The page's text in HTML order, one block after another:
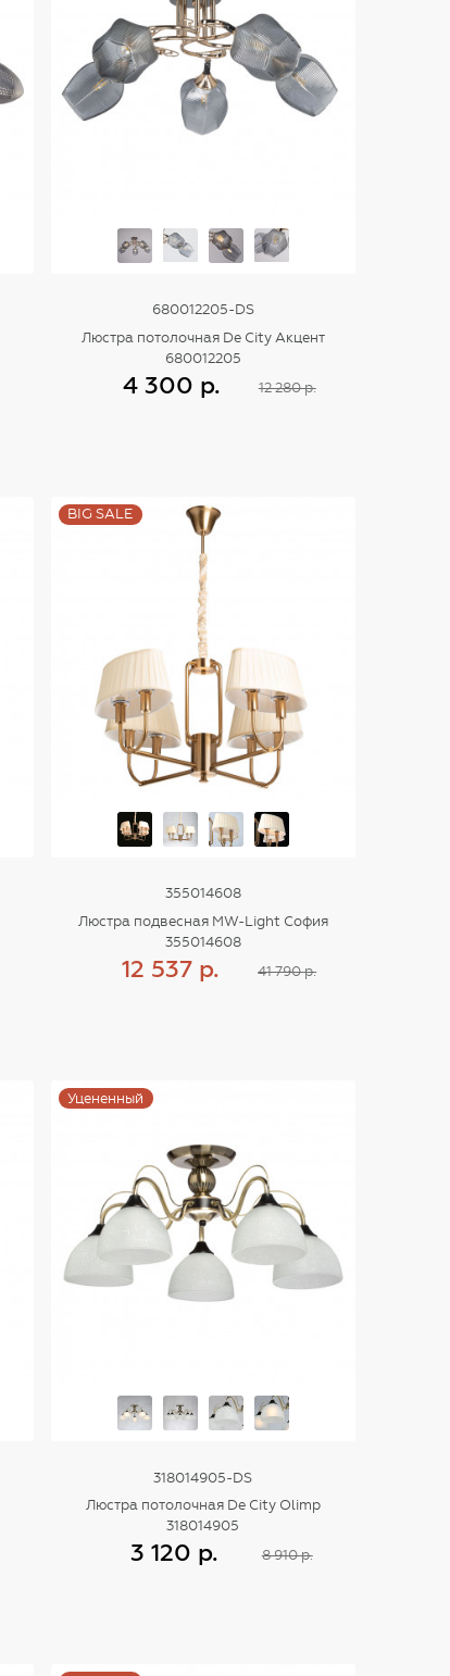
680012205-DS
Люстра потолочная De City Акцент
680012205
4 300 р.
12 280 р.
BIG SALE
355014608
Люстра подвесная MW-Light София
355014608
12 537 р.
41 790 р.
Уцененный
318014905-DS
Люстра потолочная De City Olimp
318014905
3 120 р.
8 910 р.